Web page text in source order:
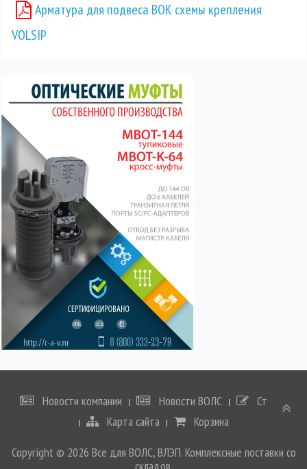
Арматура для подвеса ВОК схемы крепления
VOLSIP
Новости компании Новости ВОЛС
Статьи
Карта сайта
Корзина
Copyright © 2026 Все для ВОЛС, ВЛЭП. Комплексные поставки со